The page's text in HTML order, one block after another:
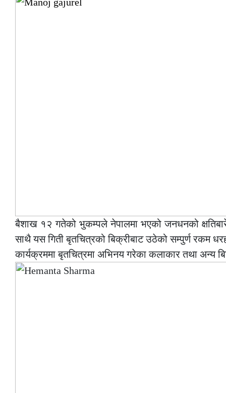
बैशाख १२ गतेको भुकम्पले नेपालमा भएको जनधनको
साथै यस गिती बृतचित्रको बिक्रीबाट उठेको सम्पुर्ण रकम
कार्यक्रममा बृतचित्रमा अभिनय गरेका कलाकार तथा अन्य